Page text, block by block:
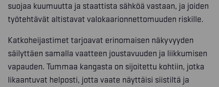
suojaa kuumuutta ja staattista sähköä vastaan, ja joiden
työtehtävät altistavat valokaarionnettomuuden riskille.
Katkoheijastimet tarjoavat erinomaisen näkyvyyden
säilyttäen samalla vaatteen joustavuuden ja liikkumisen
vapauden. Tummaa kangasta on sijoitettu kohtiin, jotka
likaantuvat helposti, jotta vaate näyttäisi siistiltä ja